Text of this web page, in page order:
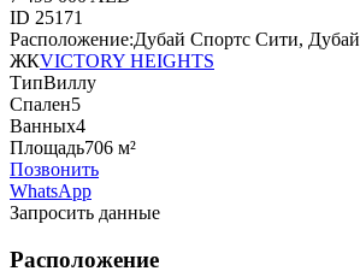
ID 25171
Расположение:Дубай Спортс Сити, Дубай
ЖКVICTORY HEIGHTS
ТипВиллу
Спален5
Ванных4
Площадь706 м²
Позвонить
WhatsApp
Запросить данные
Расположение